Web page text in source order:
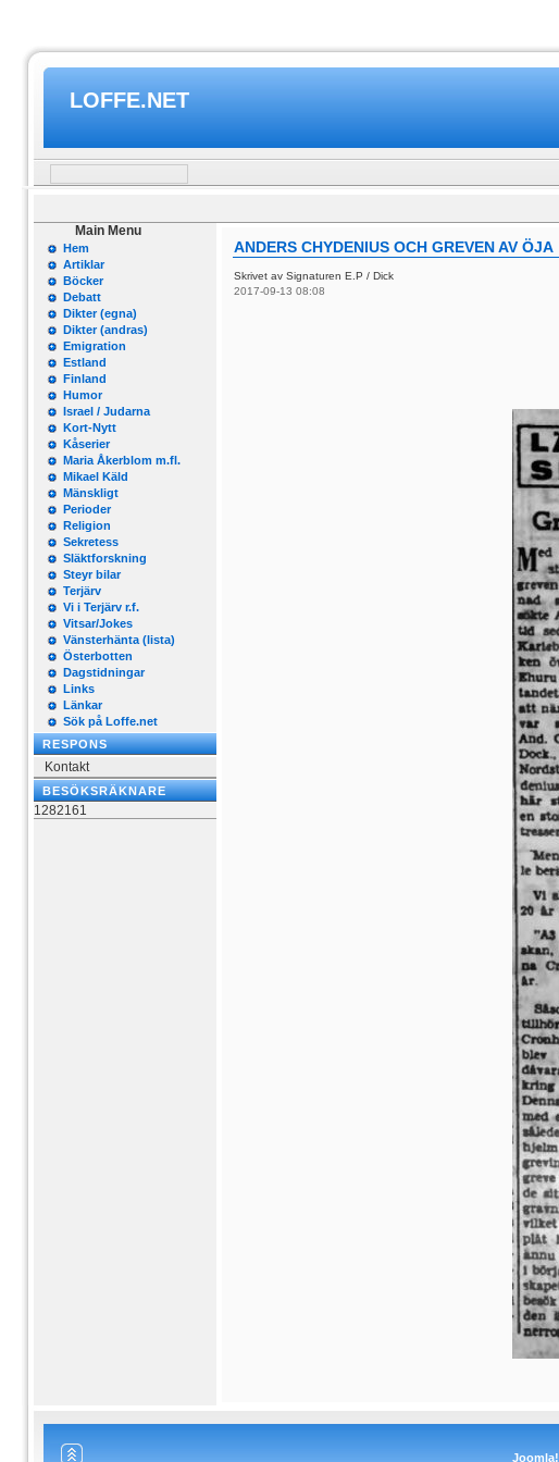
LOFFE.NET
Main Menu
Hem
Artiklar
Böcker
Debatt
Dikter (egna)
Dikter (andras)
Emigration
Estland
Finland
Humor
Israel / Judarna
Kort-Nytt
Kåserier
Maria Åkerblom m.fl.
Mikael Käld
Mänskligt
Perioder
Religion
Sekretess
Släktforskning
Steyr bilar
Terjärv
Vi i Terjärv r.f.
Vitsar/Jokes
Vänsterhänta (lista)
Österbotten
Dagstidningar
Links
Länkar
Sök på Loffe.net
RESPONS
Kontakt
BESÖKSRÄKNARE
1282161
ANDERS CHYDENIUS OCH GREVEN AV ÖJA
Skrivet av Signaturen E.P / Dick
2017-09-13 08:08
Joomla!